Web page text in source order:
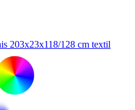
203x23x118/128 cm textil